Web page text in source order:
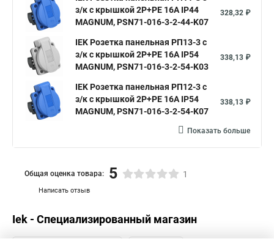
з/к с крышкой 2P+PE 16А IP44
MAGNUM, PSN71-016-3-2-44-K07
328,32 ₽
IEK Розетка панельная РП13-3 с
з/к с крышкой 2P+PE 16А IP54
MAGNUM, PSN71-016-3-2-54-K03
338,13 ₽
IEK Розетка панельная РП12-3 с
з/к с крышкой 2P+PE 16А IP54
MAGNUM, PSN71-016-3-2-54-K07
338,13 ₽
Показать больше
Написать отзыв
Общая оценка товара: 5 1
Iek - Специализированный магазин